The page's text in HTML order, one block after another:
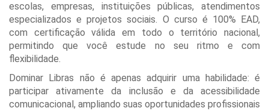
escolas, empresas, instituições públicas, atendimentos
especializados e projetos sociais. O curso é 100% EAD,
com certificação válida em todo o território nacional,
permitindo que você estude no seu ritmo e com
flexibilidade.
Dominar Libras não é apenas adquirir uma habilidade: é
participar ativamente da inclusão e da acessibilidade
comunicacional, ampliando suas oportunidades profissionais